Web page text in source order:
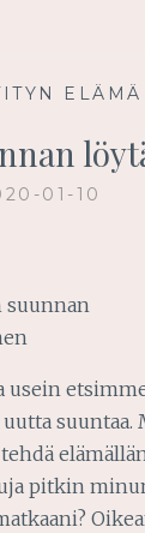
ELÄMÄ
01-10
usein
suuntaa.
pitkin